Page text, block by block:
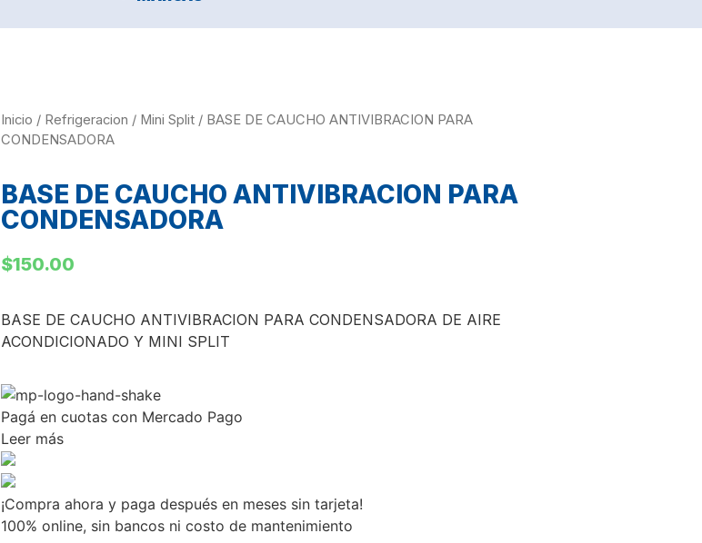
Inicio / Refrigeracion / Mini Split/ BASE DE CAUCHO ANTIVIBRACION PARA
CONDENSADORA
BASE DE CAUCHO ANTIVIBRACION PARA
CONDENSADORA
$150.00
BASE DE CAUCHO ANTIVIBRACION PARA CONDENSADORA DE AIRE
ACONDICIONADO Y MINI SPLIT
Pagá en cuotascon Mercado Pago
Leer más
¡Compra ahora y paga después en meses sin tarjeta!
100% online, sin bancos ni costo de mantenimiento